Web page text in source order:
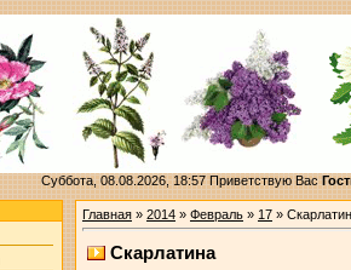
Суббота, 08.08.2026, 18:57Приветствую Вас
Главная» 2014 » Февраль » 17»
Скарлатина